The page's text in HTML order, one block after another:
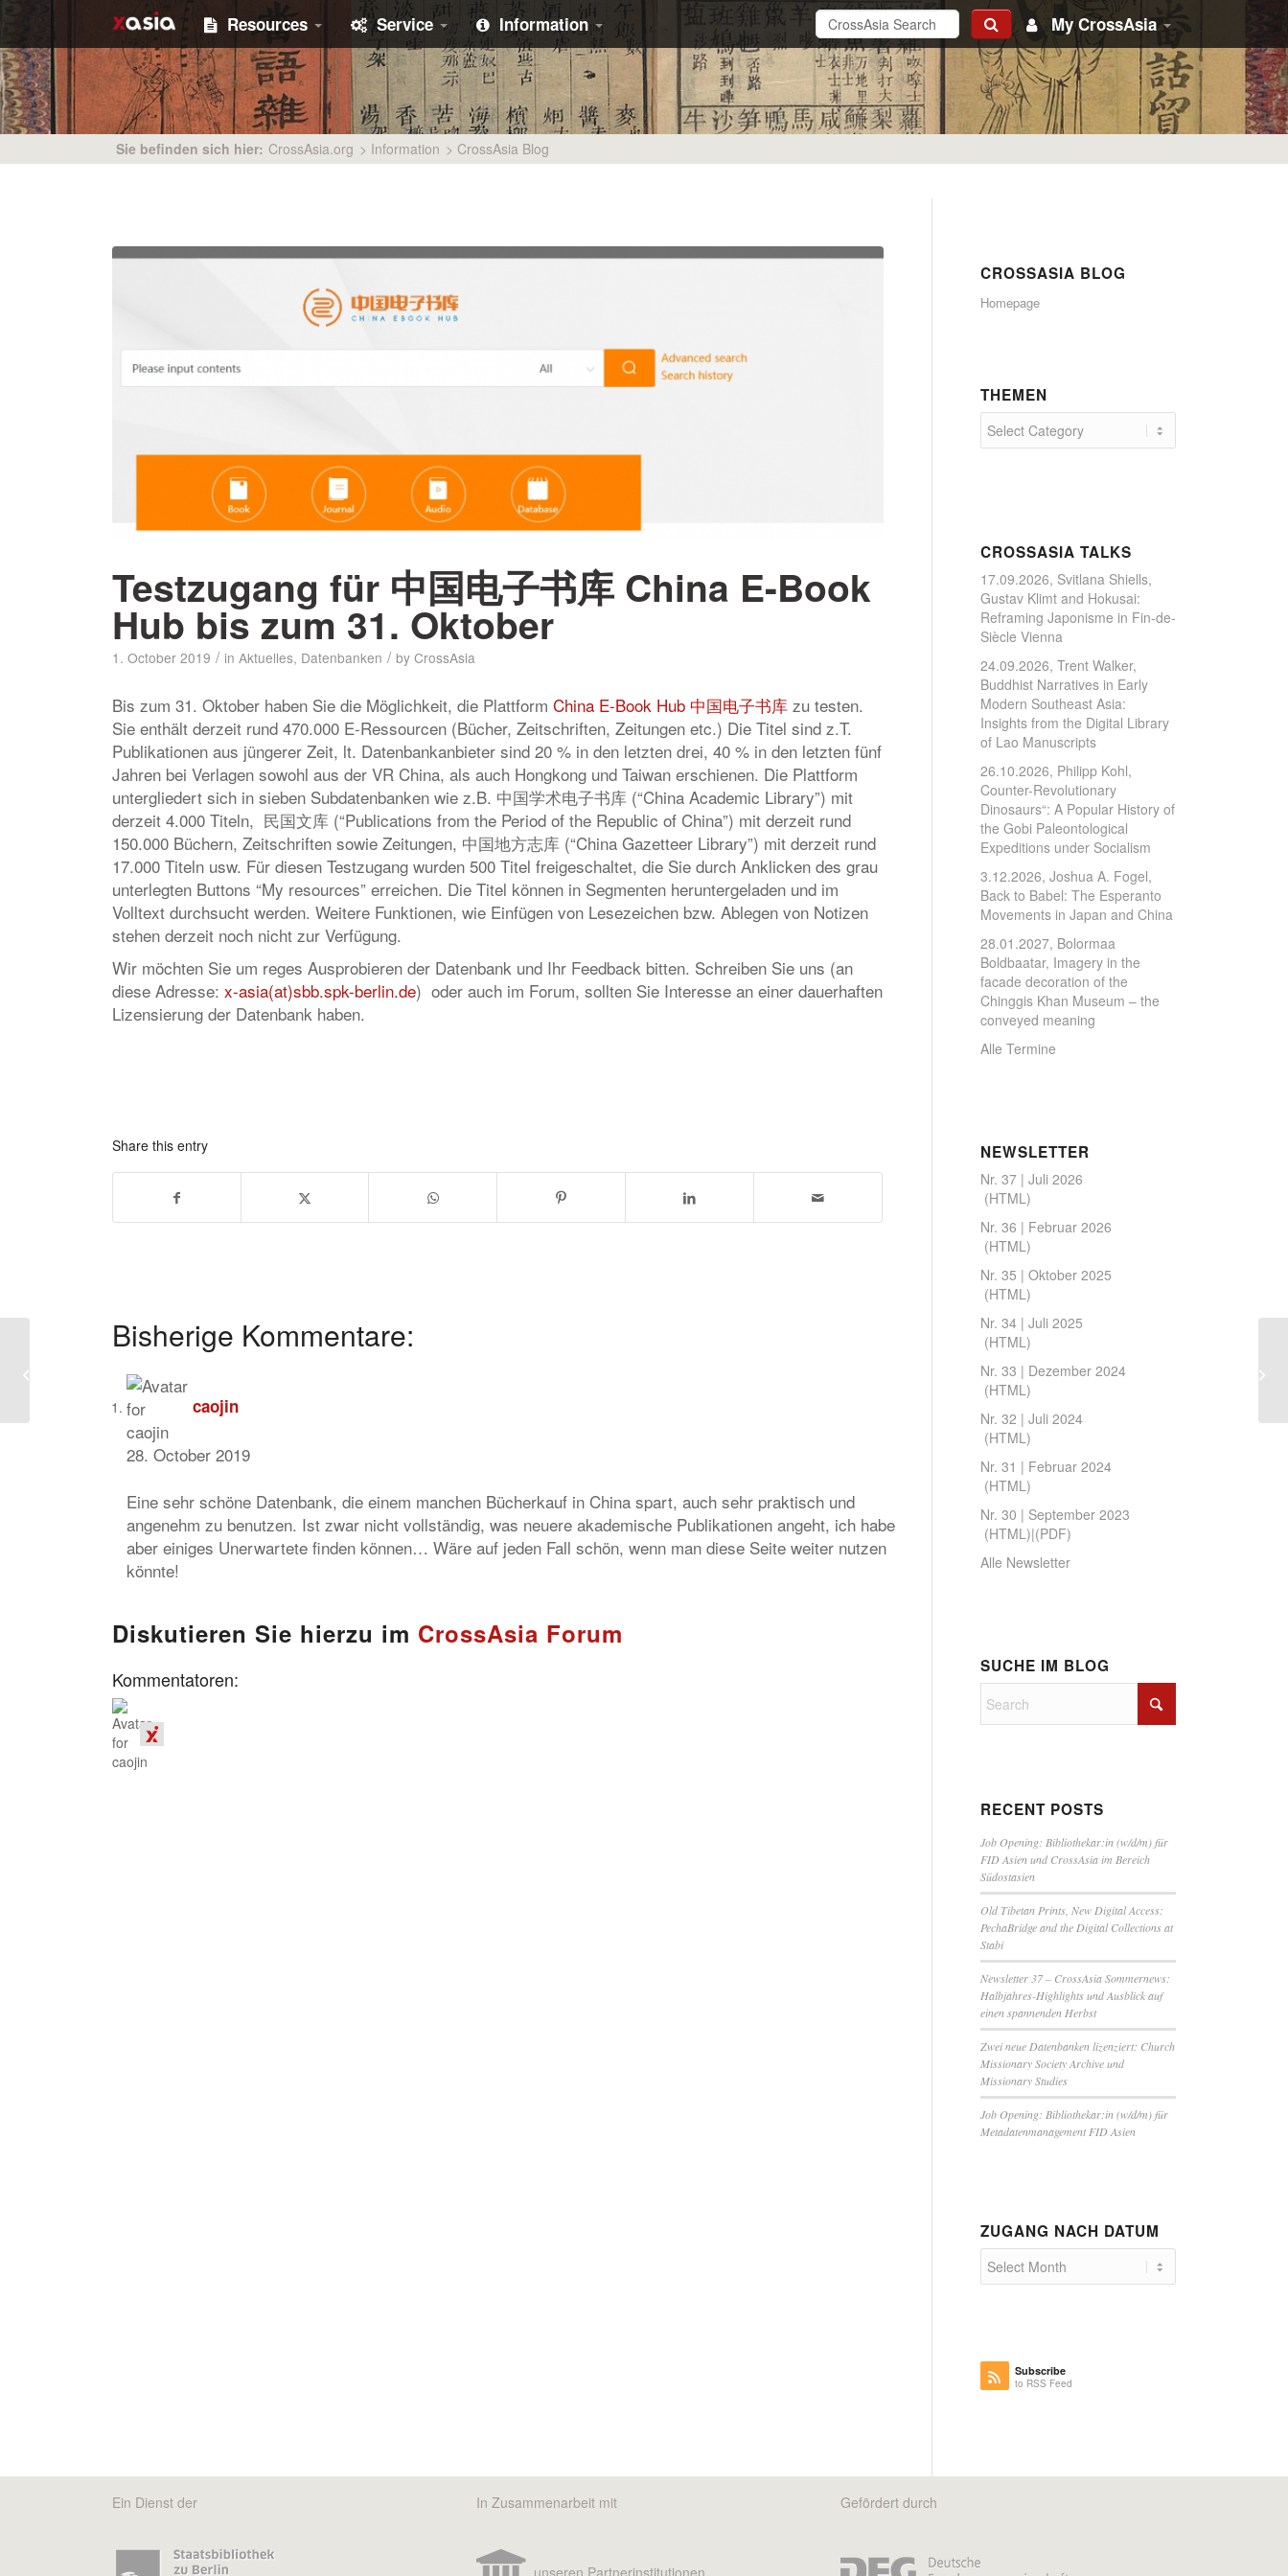
Resources Service Information My CrossAsia
Sie befinden sich hier: CrossAsia.org > Information > CrossAsia Blog
Testzugang für 中国电子书库 China E-Book
Hub bis zum 31. Oktober
1. October 2019 / in Aktuelles, Datenbanken / by CrossAsia
Bis zum 31. Oktober haben Sie die Möglichkeit, die Plattform China E-Book Hub 中国电子书库 zu testen.
Sie enthält derzeit rund 470.000 E-Ressourcen (Bücher, Zeitschriften, Zeitungen etc.) Die Titel sind z.T.
Publikationen aus jüngerer Zeit, lt. Datenbankanbieter sind 20 % in den letzten drei, 40 % in den letzten fünf
Jahren bei Verlagen sowohl aus der VR China, als auch Hongkong und Taiwan erschienen. Die Plattform
untergliedert sich in sieben Subdatenbanken wie z.B. 中国学术电子书库 (“China Academic Library”) mit
derzeit 4.000 Titeln, 民国文库 (“Publications from the Period of the Republic of China”) mit derzeit rund
150.000 Büchern, Zeitschriften sowie Zeitungen, 中国地方志库 (“China Gazetteer Library”) mit derzeit rund
17.000 Titeln usw. Für diesen Testzugang wurden 500 Titel freigeschaltet, die Sie durch Anklicken des grau
unterlegten Buttons “My resources” erreichen. Die Titel können in Segmenten heruntergeladen und im
Volltext durchsucht werden. Weitere Funktionen, wie Einfügen von Lesezeichen bzw. Ablegen von Notizen
stehen derzeit noch nicht zur Verfügung.
Wir möchten Sie um reges Ausprobieren der Datenbank und Ihr Feedback bitten. Schreiben Sie uns (an
diese Adresse: x-asia(at)sbb.spk-berlin.de) oder auch im Forum, sollten Sie Interesse an einer dauerhaften
Lizensierung der Datenbank haben.
Share this entry
Bisherige Kommentare:
caojin
28. October 2019
Eine sehr schöne Datenbank, die einem manchen Bücherkauf in China spart, auch sehr praktisch und
angenehm zu benutzen. Ist zwar nicht vollständig, was neuere akademische Publikationen angeht, ich habe
aber einiges Unerwartete finden können… Wäre auf jeden Fall schön, wenn man diese Seite weiter nutzen
könnte!
Diskutieren Sie hierzu im CrossAsia Forum
Kommentatoren:
CROSSASIA BLOG
Homepage
THEMEN
CROSSASIA TALKS
17.09.2026, Svitlana Shiells,
Gustav Klimt and Hokusai:
Reframing Japonisme in Fin-de-
Siècle Vienna
24.09.2026, Trent Walker,
Buddhist Narratives in Early
Modern Southeast Asia:
Insights from the Digital Library
of Lao Manuscripts
26.10.2026, Philipp Kohl,
Counter-Revolutionary
Dinosaurs“: A Popular History of
the Gobi Paleontological
Expeditions under Socialism
3.12.2026, Joshua A. Fogel,
Back to Babel: The Esperanto
Movements in Japan and China
28.01.2027, Bolormaa
Boldbaatar, Imagery in the
facade decoration of the
Chinggis Khan Museum – the
conveyed meaning
Alle Termine
NEWSLETTER
Nr. 37 | Juli 2026
(HTML)
Nr. 36 | Februar 2026
(HTML)
Nr. 35 | Oktober 2025
(HTML)
Nr. 34 | Juli 2025
(HTML)
Nr. 33 | Dezember 2024
(HTML)
Nr. 32 | Juli 2024
(HTML)
Nr. 31 | Februar 2024
(HTML)
Nr. 30 | September 2023
(HTML)|(PDF)
Alle Newsletter
SUCHE IM BLOG
RECENT POSTS
Job Opening: Bibliothekar:in (w/d/m) für
FID Asien und CrossAsia im Bereich
Südostasien
Old Tibetan Prints, New Digital Access:
PechaBridge and the Digital Collections at
Stabi
Newsletter 37 – CrossAsia Sommernews:
Halbjahres-Highlights und Ausblick auf
einen spannenden Herbst
Zwei neue Datenbanken lizenziert: Church
Missionary Society Archive und
Missionary Studies
Job Opening: Bibliothekar:in (w/d/m) für
Metadatenmanagement FID Asien
ZUGANG NACH DATUM
Subscribe
to RSS Feed
Testzugang für die Ta
1949) bis 31. Dezember
Ein Dienst der In Zusammenarbeit mit
unseren Partnerinstitutionen
Gefördert durch